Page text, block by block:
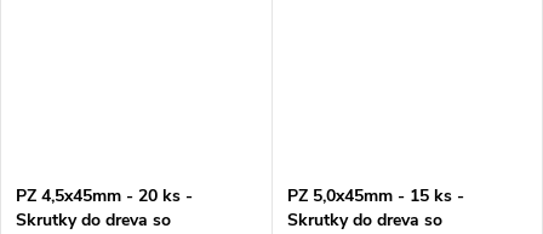
PZ 4,5x45mm - 20 ks -
Skrutky do dreva so
PZ 5,0x45mm - 15 ks -
Skrutky do dreva so